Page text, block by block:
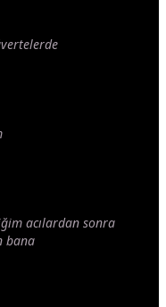
acılardan sonra
bana